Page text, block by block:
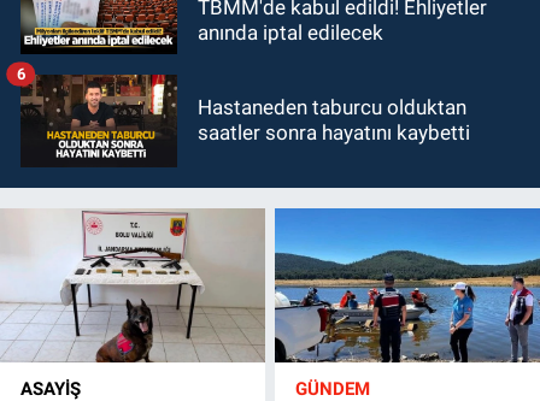
TBMM'de kabul edildi! Ehliyetler
anında iptal edilecek
Hastaneden taburcu olduktan
saatler sonra hayatını kaybetti
6
ASAYİŞ GÜNDEM